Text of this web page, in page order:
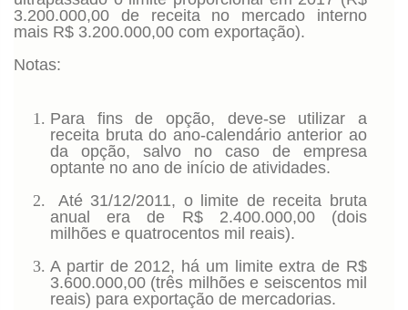
3.200.000,00 de receita no mercado interno
mais R$ 3.200.000,00 com exportação).
Notas:
Para fins de opção, deve-se utilizar a
receita bruta do ano-calendário anterior ao
da opção, salvo no caso de empresa
optante no ano de início de atividades.
Até 31/12/2011, o limite de receita bruta
anual era de R$ 2.400.000,00 (dois
milhões e quatrocentos mil reais).
A partir de 2012, há um limite extra de R$
3.600.000,00 (três milhões e seiscentos mil
reais) para exportação de mercadorias.